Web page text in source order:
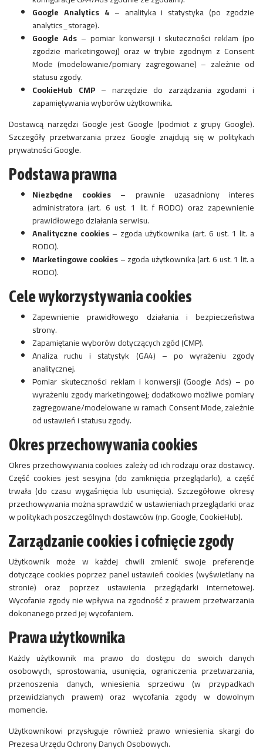
Google Analytics 4– analityka i statystyka (po zgodzie
analytics_storage).
Google Ads – pomiar konwersji i skuteczności reklam (po
zgodzie marketingowej) oraz w trybie zgodnym z Consent
Mode (modelowanie/pomiary zagregowane) – zależnie od
statusu zgody.
CookieHub CMP – narzędzie do zarządzania zgodami i
zapamiętywania wyborów użytkownika.
Dostawcą narzędzi Google jest Google (podmiot z grupy Google).
Szczegóły przetwarzania przez Google znajdują się w politykach
prywatności Google.
Podstawa prawna
Niezbędne cookies – prawnie uzasadniony interes
administratora (art. 6 ust. 1 lit. f RODO) oraz zapewnienie
prawidłowego działania serwisu.
Analityczne cookies – zgoda użytkownika (art. 6 ust. 1 lit. a
RODO).
Marketingowe cookies– zgoda użytkownika (art. 6 ust. 1 lit. a
RODO).
Cele wykorzystywania cookies
Zapewnienie prawidłowego działania i bezpieczeństwa
strony.
Zapamiętanie wyborów dotyczących zgód (CMP).
Analiza ruchu i statystyk (GA4) – po wyrażeniu zgody
analitycznej.
Pomiar skuteczności reklam i konwersji (Google Ads) – po
wyrażeniu zgody marketingowej; dodatkowo możliwe pomiary
zagregowane/modelowane w ramach Consent Mode, zależnie
od ustawień i statusu zgody.
Okres przechowywania cookies
Okres przechowywania cookies zależy od ich rodzaju oraz dostawcy.
Część cookies jest sesyjna (do zamknięcia przeglądarki), a część
trwała (do czasu wygaśnięcia lub usunięcia). Szczegółowe okresy
przechowywania można sprawdzić w ustawieniach przeglądarki oraz
w politykach poszczególnych dostawców (np. Google, CookieHub).
Zarządzanie cookies i cofnięcie zgody
Użytkownik może w każdej chwili zmienić swoje preferencje
dotyczące cookies poprzez panel ustawień cookies (wyświetlany na
stronie) oraz poprzez ustawienia przeglądarki internetowej.
Wycofanie zgody nie wpływa na zgodność z prawem przetwarzania
dokonanego przed jej wycofaniem.
Prawa użytkownika
Każdy użytkownik ma prawo do dostępu do swoich danych
osobowych, sprostowania, usunięcia, ograniczenia przetwarzania,
przenoszenia danych, wniesienia sprzeciwu (w przypadkach
przewidzianych prawem) oraz wycofania zgody w dowolnym
momencie.
Użytkownikowi przysługuje również prawo wniesienia skargi do
Prezesa Urzędu Ochrony Danych Osobowych.